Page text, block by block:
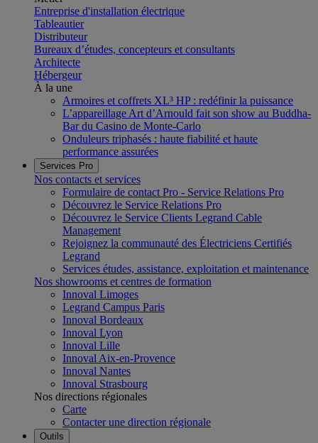
Entreprise d'installation électrique
Tableautier
Distributeur
Bureaux d’études, concepteurs et consultants
Architecte
Hébergeur
À la une
Armoires et coffrets XL³ HP : redéfinir la puissance
L’appareillage Art d’Arnould fait son show au Buddha-
Bar du Casino de Monte-Carlo
Onduleurs triphasés : haute fiabilité et haute
performance assurées
Services Pro
Nos contacts et services
Formulaire de contact Pro - Service Relations Pro
Découvrez le Service Relations Pro
Découvrez le Service Clients Legrand Cable
Management
Rejoignez la communauté des Électriciens Certifiés
Legrand
Services études, assistance, exploitation et maintenance
Nos showrooms et centres de formation
Innoval Limoges
Legrand Campus Paris
Innoval Bordeaux
Innoval Lyon
Innoval Lille
Innoval Aix-en-Provence
Innoval Nantes
Innoval Strasbourg
Nos directions régionales
Carte
Contacter une direction régionale
Outils